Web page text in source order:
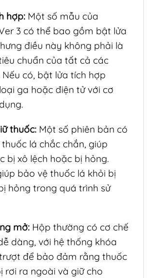
hợp: Một số mẫu của
3 có thể bao gồm bật lửa
điều này không phải là
chuẩn của tất cả các
Nếu có, bật lửa tích hợp
ga hoặc điện tử với cơ
thuốc: Một số phiên bản có
lá chắc chắn, giúp
bị xô lệch hoặc bị hỏng.
bảo vệ thuốc lá khỏi bị
hỏng trong quá trình sử
mở: Hộp thường có cơ chế
dàng, với hệ thống khóa
để bảo đảm rằng thuốc
rơi ra ngoài và giữ cho